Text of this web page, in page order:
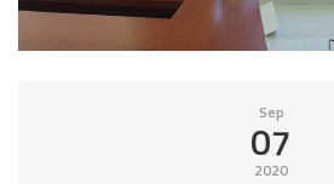
Sep
07
2020